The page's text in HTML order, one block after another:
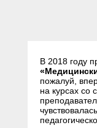
В 2018 году
пожалуй,
на курсах со